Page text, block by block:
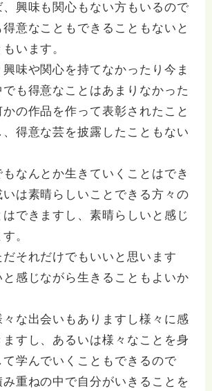
興味も関心もない方もいるので
意なこともできることもないと
います。
味や関心を持てなかったり今ま
も得意なことはあまりなかった
の作品を作って表彰されたこと
、得意な芸を披露したこともない
なんとか生きていくことはでき
は素晴らしいことできる方々の
できますし、素晴らしいと感じ
。
それだけでもいいと思います
と感じながら生きることもよいか
な出会いもありますし様々に感
ますし、あるいは様々なことを身
学んでいくこともできるので
重ねの中で自分がいきることを